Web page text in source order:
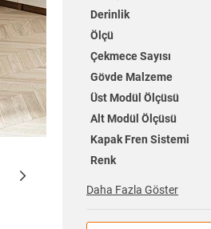
Derinlik
Ölçü
Çekmece Sayısı
Gövde Malzeme
Üst Modül Ölçüsü
Alt Modül Ölçüsü
Kapak Fren Sistemi
Renk
Daha Fazla Göster